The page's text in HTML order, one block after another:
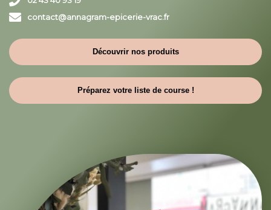
contact@annagram-epicerie-vrac.fr
Découvrir nos produits
Préparez votre liste de course !